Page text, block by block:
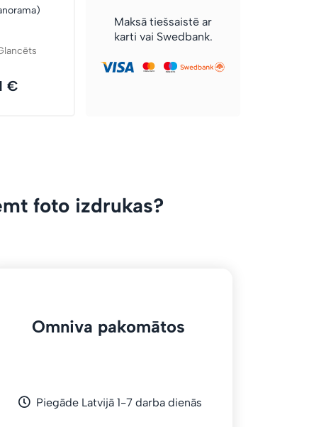
€
Maksā tiešsaistē ar
karti vai Swedbank.
foto izdrukas?
Omniva pakomātos
Piegāde Latvijā 1-7 darba dienās